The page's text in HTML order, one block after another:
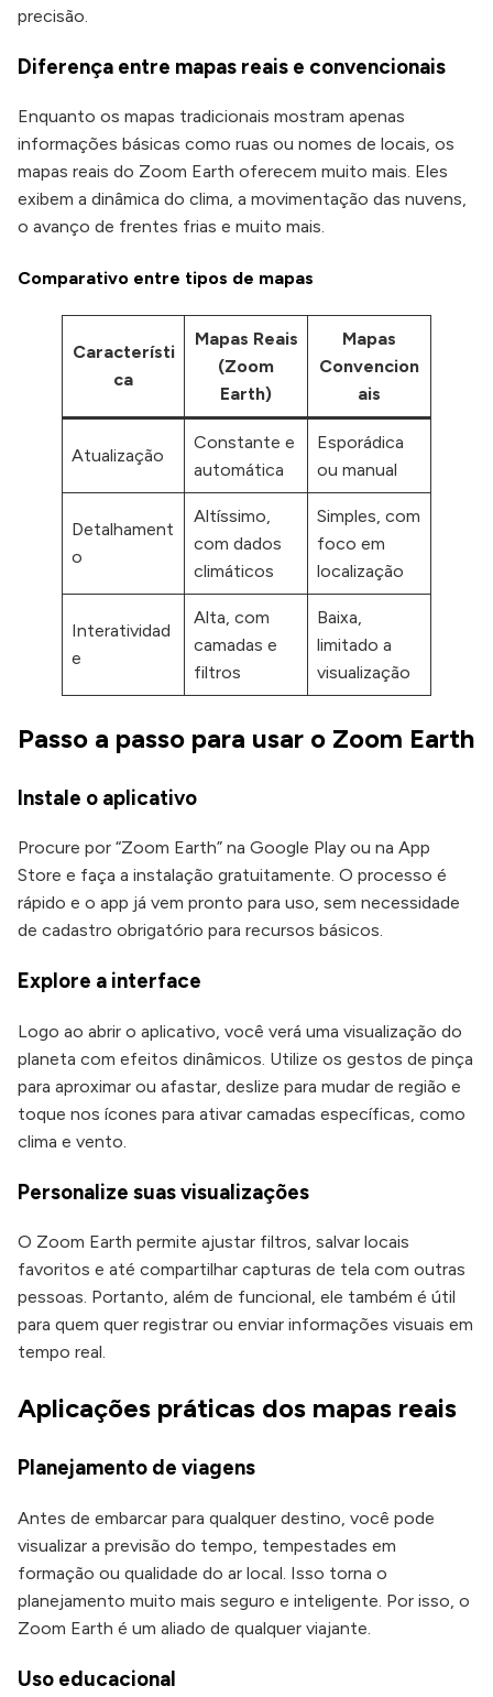
precisão.
Diferença entre mapas reais e convencionais
Enquanto os mapas tradicionais mostram apenas
informações básicas como ruas ou nomes de locais, os
mapas reais do Zoom Earth oferecem muito mais. Eles
exibem a dinâmica do clima, a movimentação das nuvens,
o avanço de frentes frias e muito mais.
Comparativo entre tipos de mapas
Característi
ca
Mapas Reais
(Zoom
Earth)
Mapas
Convencion
ais
Atualização
Constante e
automática
Esporádica
ou manual
Detalhament
o
Altíssimo,
com dados
climáticos
Simples, com
foco em
localização
Interatividad
e
Alta, com
camadas e
filtros
Baixa,
limitado a
visualização
Passo a passo para usar o Zoom Earth
Instale o aplicativo
Procure por “Zoom Earth” na Google Play ou na App
Store e faça a instalação gratuitamente. O processo é
rápido e o app já vem pronto para uso, sem necessidade
de cadastro obrigatório para recursos básicos.
Explore a interface
Logo ao abrir o aplicativo, você verá uma visualização do
planeta com efeitos dinâmicos. Utilize os gestos de pinça
para aproximar ou afastar, deslize para mudar de região e
toque nos ícones para ativar camadas específicas, como
clima e vento.
Personalize suas visualizações
O Zoom Earth permite ajustar filtros, salvar locais
favoritos e até compartilhar capturas de tela com outras
pessoas. Portanto, além de funcional, ele também é útil
para quem quer registrar ou enviar informações visuais em
tempo real.
Aplicações práticas dos mapas reais
Planejamento de viagens
Antes de embarcar para qualquer destino, você pode
visualizar a previsão do tempo, tempestades em
formação ou qualidade do ar local. Isso torna o
planejamento muito mais seguro e inteligente. Por isso, o
Zoom Earth é um aliado de qualquer viajante.
Uso educacional